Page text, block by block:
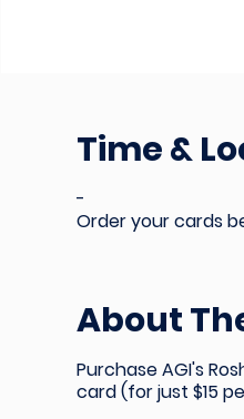
Time &
-
Order your cards
About
Purchase AGI's
card(for just $15